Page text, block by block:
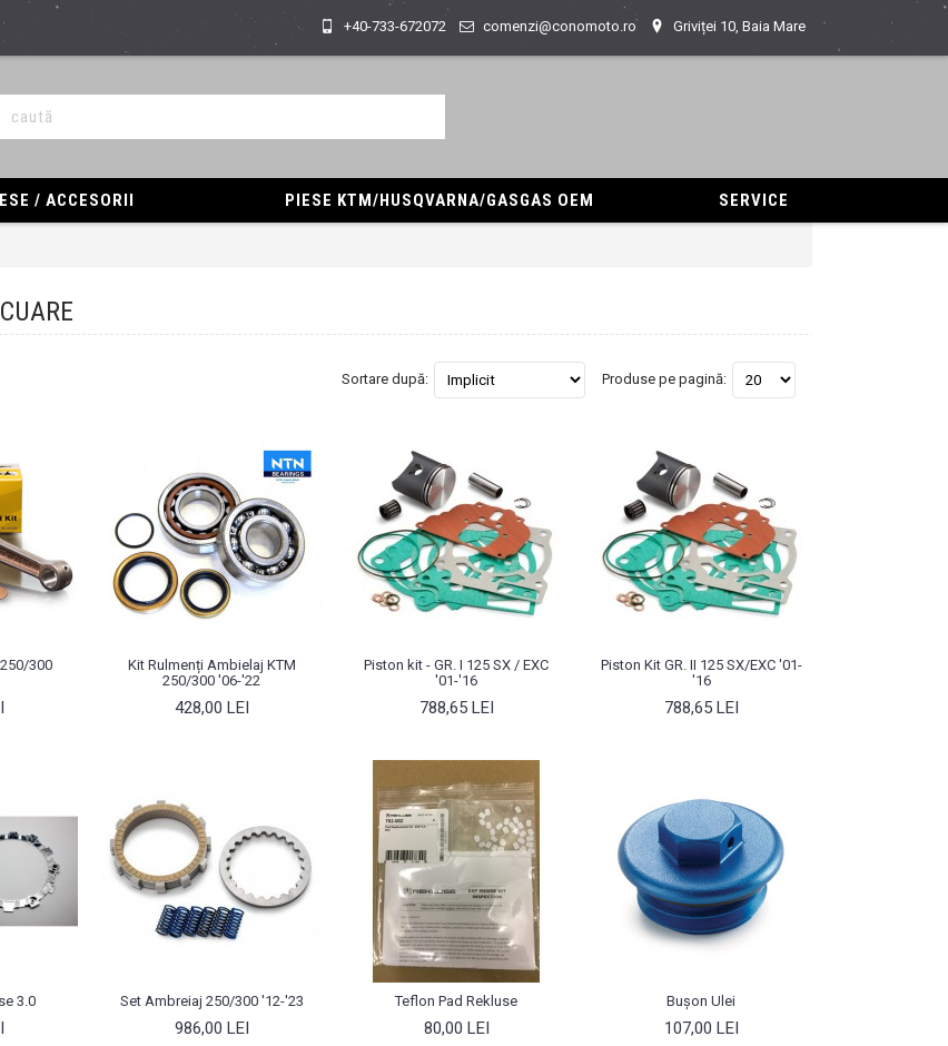
+40-733-672072 comenzi@conomoto.ro Griviței 10, Baia Mare
/ ACCESORII PIESE KTM/HUSQVARNA/GASGAS OEM SERVICE
Produse pe pagină:
Sortare după:
300
Kit Rulmenți Ambielaj KTM
250/300 '06-'22
428,00 LEI
Piston kit - GR. I 125 SX / EXC
'01-'16
788,65 LEI
Piston Kit GR. II 125 SX/EXC '01-
'16
788,65 LEI
3.0 Set Ambreiaj 250/300 '12-'23
986,00 LEI
Teflon Pad Rekluse
80,00 LEI
Bușon Ulei
107,00 LEI